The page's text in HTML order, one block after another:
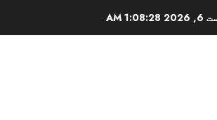
2026
1:08:28 AM